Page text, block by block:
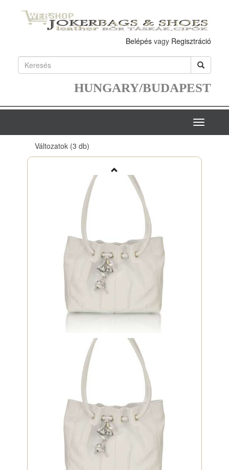
Belépés vagy Regisztráció
HUNGARY/BUDAPEST
Toggle
Változatok (3 db)